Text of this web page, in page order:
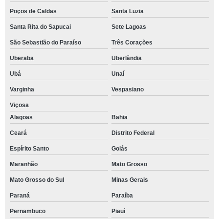
Poços de Caldas Santa Luzia
Santa Rita do Sapucai Sete Lagoas
São Sebastião do Paraíso Três Corações
Uberaba Uberlândia
Ubá Unaí
Varginha Vespasiano
Viçosa
Alagoas
Bahia
Ceará Distrito Federal
Espírito Santo Goiás
Maranhão Mato Grosso
Mato Grosso do Sul Minas Gerais
Paraná Paraíba
Pernambuco Piauí